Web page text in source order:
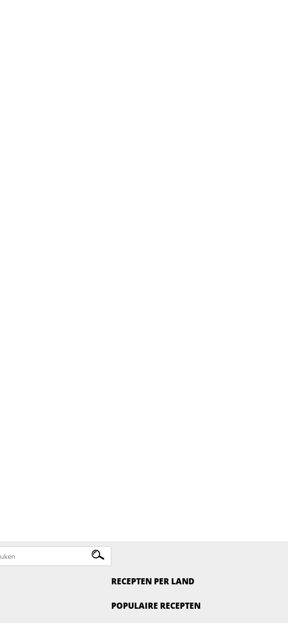
RECEPTEN PER LAND
POPULAIRE RECEPTEN